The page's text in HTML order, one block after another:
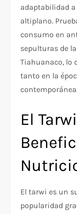
adaptabilidad
altiplano.
consumo en
sepulturas de
Tiahuanaco, lo
tanto en la
El
El tarwi es un
popularidad